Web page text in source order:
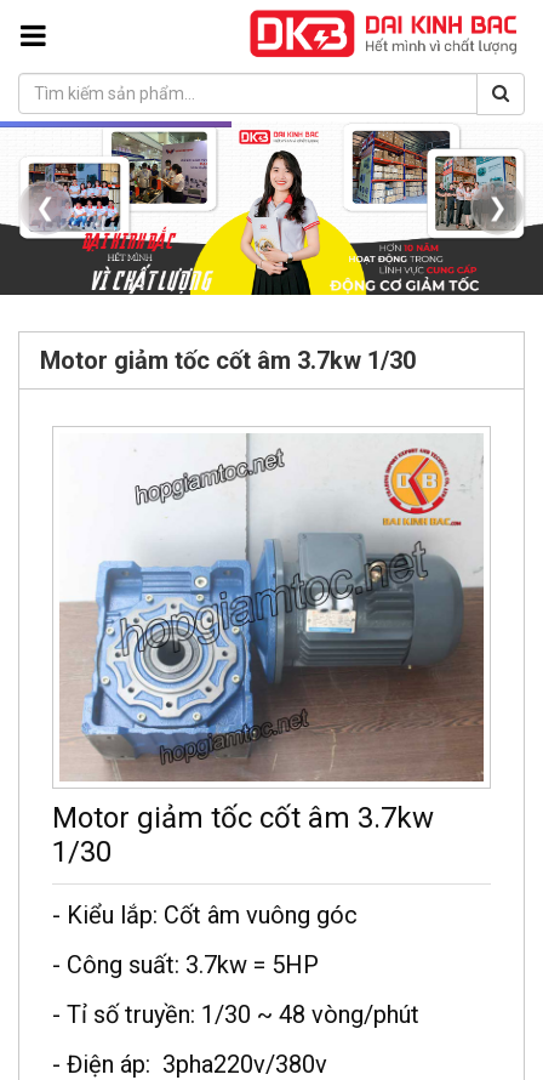
❮ ❯
Motor giảm tốc cốt âm 3.7kw 1/30
Motor giảm tốc cốt âm 3.7kw
1/30
- Kiểu lắp: Cốt âm vuông góc
- Công suất: 3.7kw = 5HP
- Tỉ số truyền: 1/30 ~ 48 vòng/phút
- Điện áp: 3pha220v/380v